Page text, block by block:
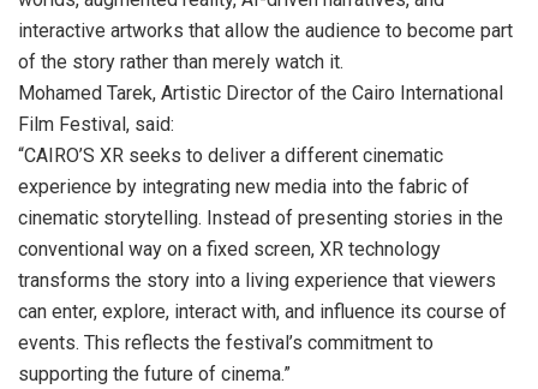
interactive artworks that allow the audience to become part
of the story rather than merely watch it.
Mohamed Tarek, Artistic Director of the Cairo International
Film Festival, said:
“CAIRO’S XR seeks to deliver a different cinematic
experience by integrating new media into the fabric of
cinematic storytelling. Instead of presenting stories in the
conventional way on a fixed screen, XR technology
transforms the story into a living experience that viewers
can enter, explore, interact with, and influence its course of
events. This reflects the festival’s commitment to
supporting the future of cinema.”